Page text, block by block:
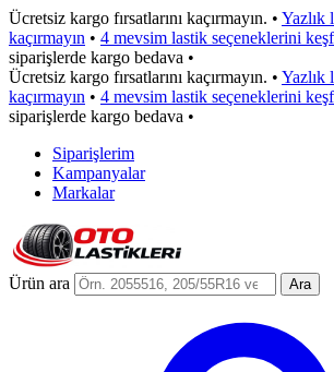
Ücretsiz kargo fırsatlarını kaçırmayın. • Yazlık
kaçırmayın • 4 mevsim lastik seçeneklerini
siparişlerde kargo bedava •
Ücretsiz kargo fırsatlarını kaçırmayın. • Yazlık
kaçırmayın • 4 mevsim lastik seçeneklerini
siparişlerde kargo bedava •
Siparişlerim
Kampanyalar
Markalar
Ürün ara Ara